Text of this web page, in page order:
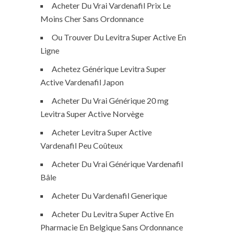
Acheter Du Vrai Vardenafil Prix Le
Moins Cher Sans Ordonnance
Ou Trouver Du Levitra Super Active En
Ligne
Achetez Générique Levitra Super
Active Vardenafil Japon
Acheter Du Vrai Générique 20 mg
Levitra Super Active Norvège
Acheter Levitra Super Active
Vardenafil Peu Coûteux
Acheter Du Vrai Générique Vardenafil
Bâle
Acheter Du Vardenafil Generique
Acheter Du Levitra Super Active En
Pharmacie En Belgique Sans Ordonnance